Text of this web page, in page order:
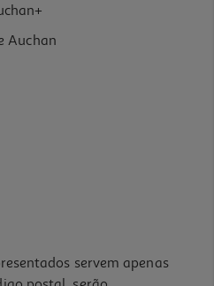
Auchan
servem apenas